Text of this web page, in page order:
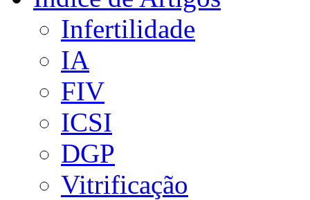
Infertilidade
IA
FIV
ICSI
DGP
Vitrificação